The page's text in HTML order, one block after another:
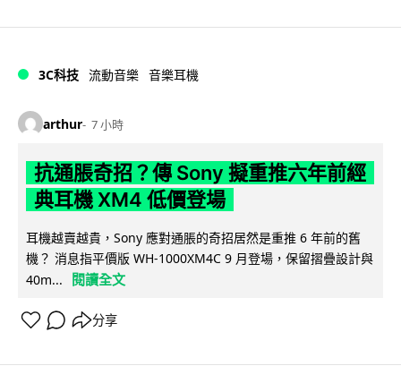
3C科技 流動音樂 音樂耳機
arthur 7 小時
抗通脹奇招？傳 Sony 擬重推六年前經
典耳機 XM4 低價登場
耳機越賣越貴，Sony 應對通脹的奇招居然是重推 6 年前的舊
機？ 消息指平價版 WH-1000XM4C 9 月登場，保留摺疊設計與
40m...
閱讀全文
分享